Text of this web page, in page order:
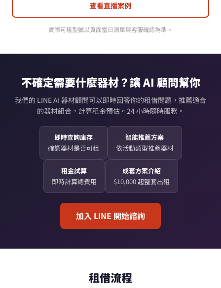
查看直播案例
實際可租型號以頁面當日清單與客服確認為準。
不確定需要什麼器材？讓 AI 顧問幫你
我們的 LINE AI 器材顧問可以即時回答你的租借問題，推薦適合
的器材組合，計算租金預估。24 小時隨時服務。
即時查詢庫存
確認器材是否可租
智能推薦方案
依活動類型推薦器材
租金試算
即時計算總費用
成套方案介紹
$10,000 起整套出租
加入 LINE 開始諮詢
租借流程